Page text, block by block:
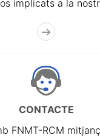
implicats a la
CONTACTE
FNMT-RCM